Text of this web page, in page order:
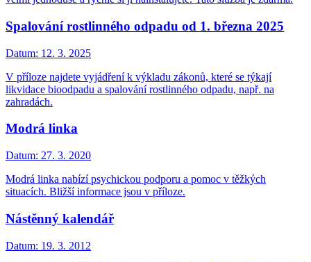
Spalování rostlinného odpadu od 1. března 2025
Datum: 12. 3. 2025
V příloze najdete vyjádření k výkladu zákonů, které se týkají
likvidace bioodpadu a spalování rostlinného odpadu, např. na
zahradách.
Modrá linka
Datum: 27. 3. 2020
Modrá linka nabízí psychickou podporu a pomoc v těžkých
situacích. Bližší informace jsou v příloze.
Nástěnný kalendář
Datum: 19. 3. 2012